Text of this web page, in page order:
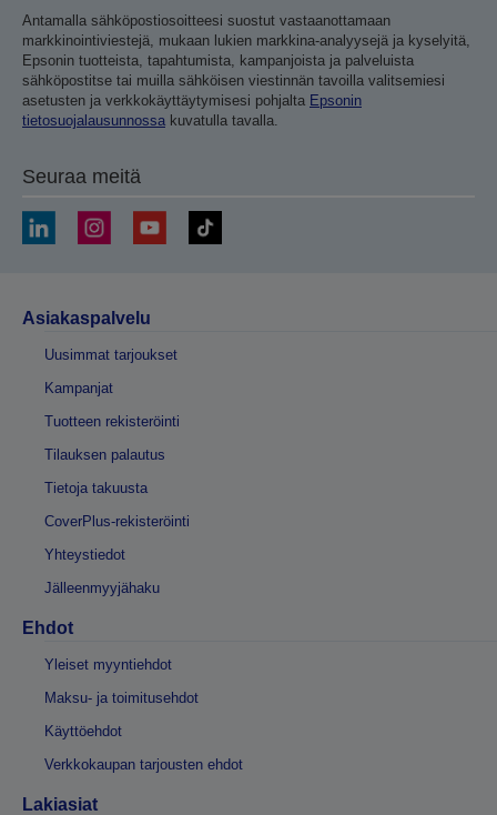
Antamalla sähköpostiosoitteesi suostut vastaanottamaan
markkinointiviestejä, mukaan lukien markkina-analyysejä ja kyselyitä,
Epsonin tuotteista, tapahtumista, kampanjoista ja palveluista
sähköpostitse tai muilla sähköisen viestinnän tavoilla valitsemiesi
asetusten ja verkkokäyttäytymisesi pohjalta Epsonin
tietosuojalausunnossa kuvatulla tavalla.
Seuraa meitä
Asiakaspalvelu
Uusimmat tarjoukset
Kampanjat
Tuotteen rekisteröinti
Tilauksen palautus
Tietoja takuusta
CoverPlus-rekisteröinti
Yhteystiedot
Jälleenmyyjähaku
Ehdot
Yleiset myyntiehdot
Maksu- ja toimitusehdot
Käyttöehdot
Verkkokaupan tarjousten ehdot
Lakiasiat